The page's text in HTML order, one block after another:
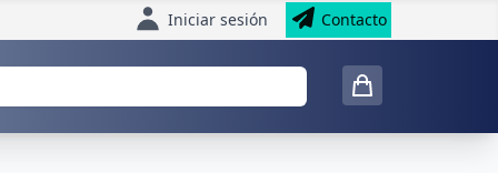
Iniciar sesión Contacto